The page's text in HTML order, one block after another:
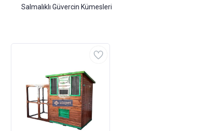
Salmalıklı Güvercin Kümesleri